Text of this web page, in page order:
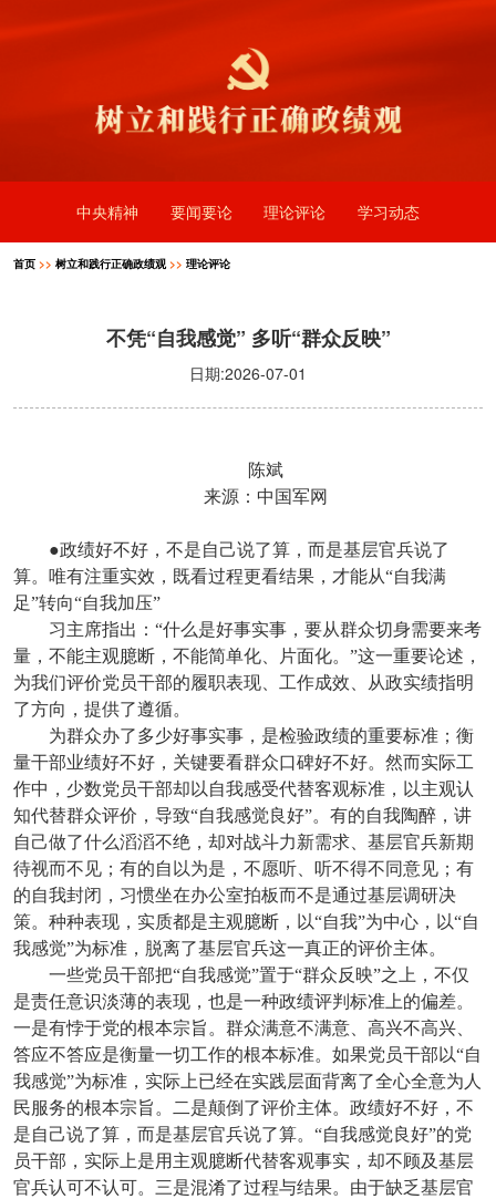
中央精神 要闻要论 理论评论 学习动态
首页 >> 树立和践行正确政绩观>> 理论评论
不凭“自我感觉” 多听“群众反映”
日期:2026-07-01
陈斌
来源：中国军网
●政绩好不好，不是自己说了算，而是基层官兵说了
算。唯有注重实效，既看过程更看结果，才能从“自我满
足”转向“自我加压”
习主席指出：“什么是好事实事，要从群众切身需要来考
量，不能主观臆断，不能简单化、片面化。”这一重要论述，
为我们评价党员干部的履职表现、工作成效、从政实绩指明
了方向，提供了遵循。
为群众办了多少好事实事，是检验政绩的重要标准；衡
量干部业绩好不好，关键要看群众口碑好不好。然而实际工
作中，少数党员干部却以自我感受代替客观标准，以主观认
知代替群众评价，导致“自我感觉良好”。有的自我陶醉，讲
自己做了什么滔滔不绝，却对战斗力新需求、基层官兵新期
待视而不见；有的自以为是，不愿听、听不得不同意见；有
的自我封闭，习惯坐在办公室拍板而不是通过基层调研决
策。种种表现，实质都是主观臆断，以“自我”为中心，以“自
我感觉”为标准，脱离了基层官兵这一真正的评价主体。
一些党员干部把“自我感觉”置于“群众反映”之上，不仅
是责任意识淡薄的表现，也是一种政绩评判标准上的偏差。
一是有悖于党的根本宗旨。群众满意不满意、高兴不高兴、
答应不答应是衡量一切工作的根本标准。如果党员干部以“自
我感觉”为标准，实际上已经在实践层面背离了全心全意为人
民服务的根本宗旨。二是颠倒了评价主体。政绩好不好，不
是自己说了算，而是基层官兵说了算。“自我感觉良好”的党
员干部，实际上是用主观臆断代替客观事实，却不顾及基层
官兵认可不认可。三是混淆了过程与结果。由于缺乏基层官